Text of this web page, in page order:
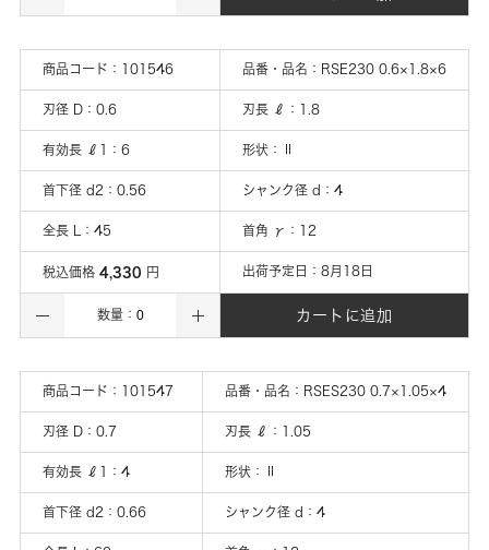
商品コード： 101546 品番・品名： RSE230 0.6×1.8×6
刃径 D ： 0.6 刃長 ℓ ： 1.8
有効長 ℓ1 ： 6 形状 ： Ⅱ
首下径 d2 ： 0.56 シャンク径 d ： 4
全長 L ： 45 首角 γ ： 12
税込価格 4,330 円 出荷予定日： 8月18日
数量： カートに追加
商品コード： 101547 品番・品名： RSES230 0.7×1.05×4
刃径 D ： 0.7 刃長 ℓ ： 1.05
有効長 ℓ1 ： 4 形状 ： Ⅱ
首下径 d2 ： 0.66 シャンク径 d ： 4